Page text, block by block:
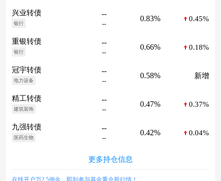
兴业转债
银行
--
--
0.83% 0.45%
重银转债
银行
--
--
0.66% 0.18%
冠宇转债
电力设备
--
--
0.58% 新增
精工转债
建筑装饰
--
--
0.47% 0.37%
九强转债
医药生物
--
--
0.42% 0.04%
更多持仓信息